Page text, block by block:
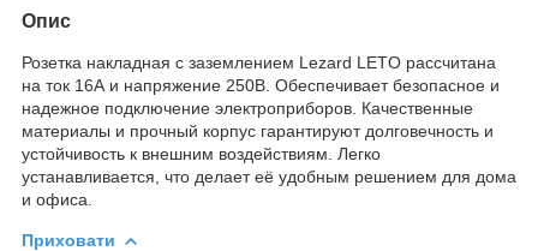
Опис
Розетка накладная с заземлением Lezard LETO рассчитана
на ток 16А и напряжение 250В. Обеспечивает безопасное и
надежное подключение электроприборов. Качественные
материалы и прочный корпус гарантируют долговечность и
устойчивость к внешним воздействиям. Легко
устанавливается, что делает её удобным решением для дома
и офиса.
Приховати